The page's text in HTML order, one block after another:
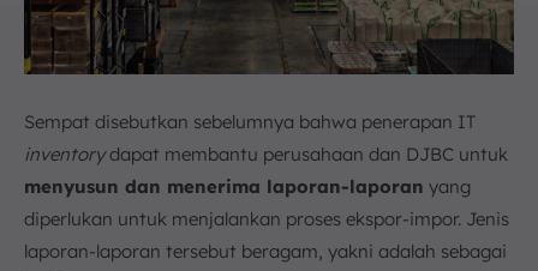
Sempat disebutkan sebelumnya bahwa penerapan IT
inventorydapat membantu perusahaan dan DJBC untuk
menyusun dan menerima laporan-laporan yang
diperlukan untuk menjalankan proses ekspor-impor. Jenis
laporan-laporan tersebut beragam, yakni adalah sebagai